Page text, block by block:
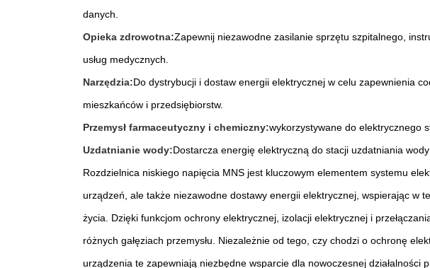
danych.
Opieka zdrowotna:Zapewnij niezawodne zasilanie sprzętu szpitalnego,
usług medycznych.
Narzędzia:Do dystrybucji i dostaw energii elektrycznej w celu zapewnienia
mieszkańców i przedsiębiorstw.
Przemysł farmaceutyczny i chemiczny:wykorzystywane do elektrycznego
Uzdatnianie wody:Dostarcza energię elektryczną do stacji uzdatniania
Rozdzielnica niskiego napięcia MNS jest kluczowym elementem systemu
urządzeń, ale także niezawodne dostawy energii elektrycznej, wspierając w
życia. Dzięki funkcjom ochrony elektrycznej, izolacji elektrycznej i
różnych gałęziach przemysłu. Niezależnie od tego, czy chodzi o ochronę
urządzenia te zapewniają niezbędne wsparcie dla nowoczesnej działalności